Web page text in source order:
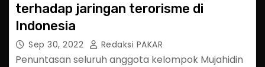
terhadap jaringan terorisme di
Indonesia
Sep 30, 2022 Redaksi PAKAR
Penuntasan seluruh anggota kelompok Mujahidin